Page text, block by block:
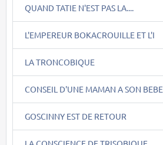
QUAND TATIE N'EST PAS LA....
L'EMPEREUR BOKACROUILLE ET L'I
LA TRONCOBIQUE
CONSEIL D'UNE MAMAN A SON BEBE
GOSCINNY EST DE RETOUR